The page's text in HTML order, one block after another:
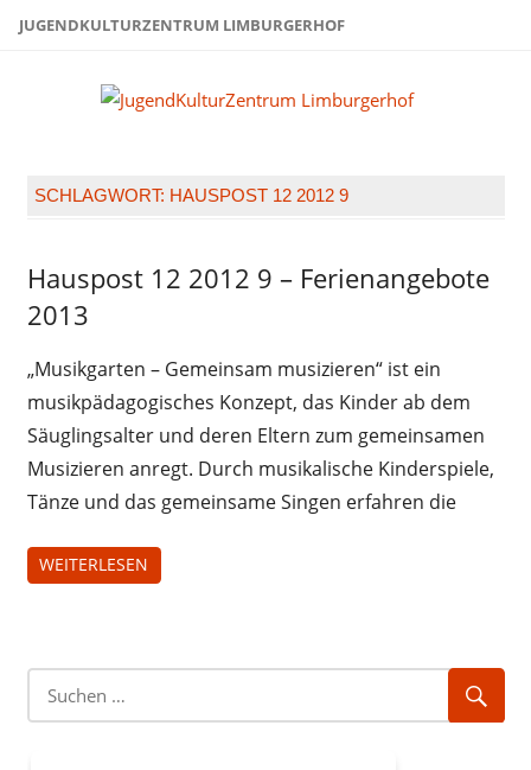
ZumJUGENDKULTURZENTRUM LIMBURGERHOF
SCHLAGWORT: HAUSPOST 12 2012 9
Hauspost
12-2012
Hauspost 12 2012 9 – Ferienangebote
2013
„Musikgarten – Gemeinsam musizieren“ ist ein
musikpädagogisches Konzept, das Kinder ab dem
Säuglingsalter und deren Eltern zum gemeinsamen
Musizieren anregt. Durch musikalische Kinderspiele,
Tänze und das gemeinsame Singen erfahren die
WEITERLESEN